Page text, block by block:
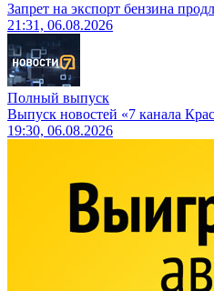
Запрет на экспорт бензина
21:31, 06.08.2026
Полный выпуск
Выпуск новостей «7 канала
19:30, 06.08.2026